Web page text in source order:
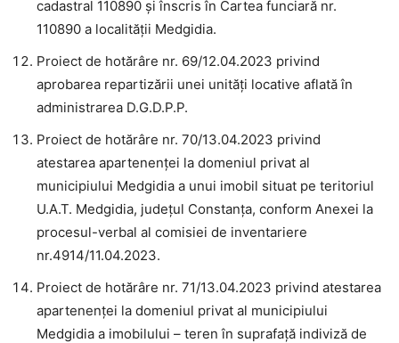
cadastral 110890 și înscris în Cartea funciară nr.
110890 a localității Medgidia.
Proiect de hotărâre nr. 69/12.04.2023 privind
aprobarea repartizării unei unități locative aflată în
administrarea D.G.D.P.P.
Proiect de hotărâre nr. 70/13.04.2023 privind
atestarea apartenenței la domeniul privat al
municipiului Medgidia a unui imobil situat pe teritoriul
U.A.T. Medgidia, județul Constanța, conform Anexei la
procesul-verbal al comisiei de inventariere
nr.4914/11.04.2023.
Proiect de hotărâre nr. 71/13.04.2023 privind atestarea
apartenenței la domeniul privat al municipiului
Medgidia a imobilului – teren în suprafață indiviză de